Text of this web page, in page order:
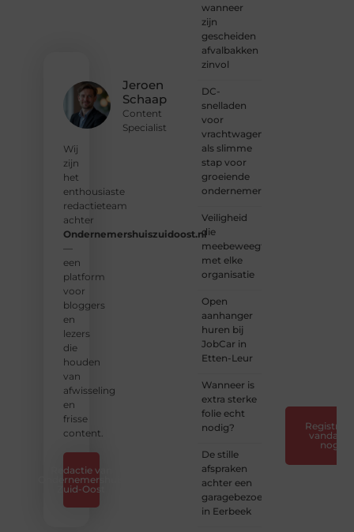
Jeroen
Schaap
Content
Specialist
Wij
zijn
het
enthousiaste
redactieteam
achter
Ondernemershuiszuidoost.nl
—
een
platform
voor
bloggers
en
lezers
die
houden
van
afwisseling
en
frisse
content.
Redactie van
Ondernemershuis
Zuid-Oost
wanneer
zijn
gescheiden
afvalbakken
zinvol
DC-
snelladen
voor
vrachtwagens
als slimme
stap voor
groeiende
ondernemers
Veiligheid
die
meebeweegt
met elke
organisatie
Open
aanhanger
huren bij
JobCar in
Etten-Leur
Wanneer is
extra sterke
folie echt
nodig?
De stille
afspraken
achter een
garagebezoek
in Eerbeek
Registreer
vandaag
nog